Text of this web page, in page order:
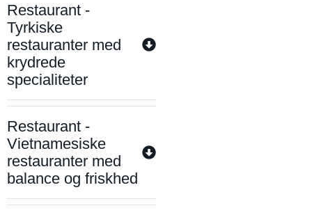
Restaurant -
Tyrkiske
restauranter med
krydrede
specialiteter
Restaurant -
Vietnamesiske
restauranter med
balance og friskhed